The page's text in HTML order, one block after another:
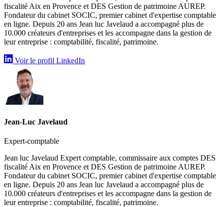
fiscalité Aix en Provence et DES Gestion de patrimoine AUREP.
Fondateur du cabinet SOCIC, premier cabinet d'expertise comptable
en ligne. Depuis 20 ans Jean luc Javelaud a accompagné plus de
10.000 créateurs d'entreprises et les accompagne dans la gestion de
leur entreprise : comptabilité, fiscalité, patrimoine.
Voir le profil LinkedIn
Jean-Luc Javelaud
Expert-comptable
Jean luc Javelaud Expert comptable, commissaire aux comptes DES
fiscalité Aix en Provence et DES Gestion de patrimoine AUREP.
Fondateur du cabinet SOCIC, premier cabinet d'expertise comptable
en ligne. Depuis 20 ans Jean luc Javelaud a accompagné plus de
10.000 créateurs d'entreprises et les accompagne dans la gestion de
leur entreprise : comptabilité, fiscalité, patrimoine.